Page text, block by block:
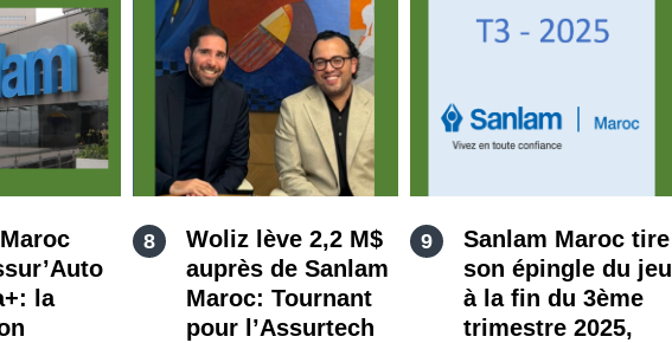
la
Woliz lève 2,2 M$
auprès de Sanlam
Maroc: Tournant
pour l’Assurtech
Sanlam Maroc tire
son épingle du jeu
à la fin du 3ème
trimestre 2025,